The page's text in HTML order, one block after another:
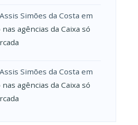
Simões da Costa em
agências da Caixa só
Simões da Costa em
agências da Caixa só